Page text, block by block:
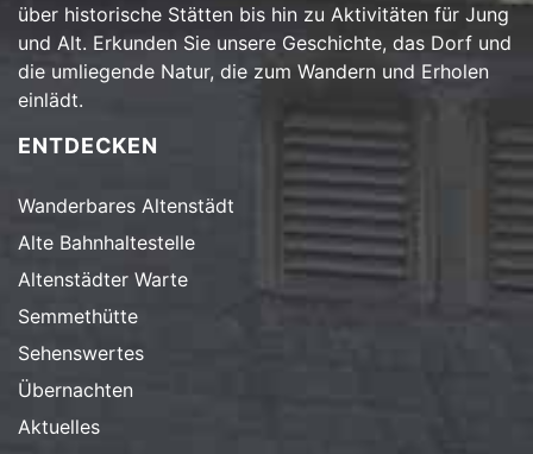
über historische Stätten bis hin zu Aktivitäten für Jung
und Alt. Erkunden Sie unsere Geschichte, das Dorf und
die umliegende Natur, die zum Wandern und Erholen
einlädt.
ENTDECKEN
Wanderbares Altenstädt
Alte Bahnhaltestelle
Altenstädter Warte
Semmethütte
Sehenswertes
Übernachten
Aktuelles